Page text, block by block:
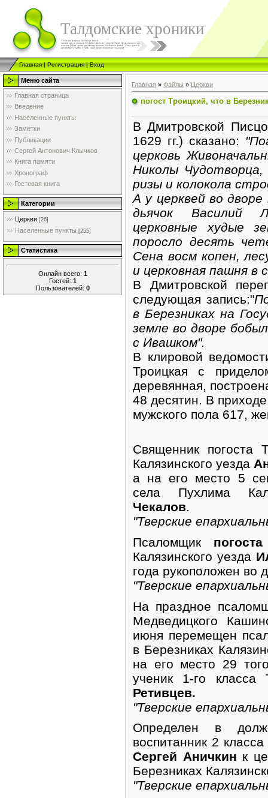
Талдомские хроники
Главная|Регистрация|Вход
Меню сайта
Главная страница
Введение
Населенные пункты
Заметки
Публикации
Сергей Антонович Клычков
Книга памяти
Хронограф
Гостевая книга
Категории
Церкви [26]
Населенные пункты [255]
Статистика
Онлайн всего: 1
Гостей: 1
Пользователей: 0
Главная » Файлы » Церкви
погост Троицкий, что в
В Дмитровской
1629 гг.) сказано:
церковь
Николы
ризы и колокола
А у церквей во
дьячок Василий
церковные худые
поросло десять
Сена восм копен,
и церковная пашня в
В Дмитровской
следующая запись:"
в Березниках на
земле во дворе
с Ивашком".
В клировой
Троицкая с
деревянная,
48 десятин. В
мужского пола 617,
Священник погоста
Калязинского уезда
а на его место 5
села Пухлима
Чекалов.
"Тверские
Псаломщик
Калязинского уезда
года рукоположен во
"Тверские
На праздное
Медведицкого
июня перемещен
в Березниках
на его место 29
ученик 1-го
Ретивцев.
"Тверские
Определен в
воспитанник 2
Сергей Аничкин к
Березниках
"Тверские